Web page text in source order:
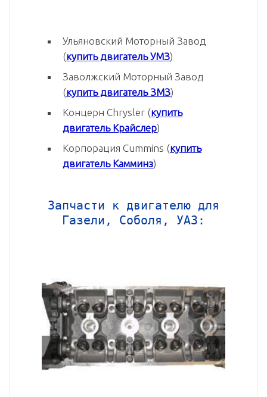
Ульяновский Моторный Завод
(купить двигатель УМЗ)
Заволжский Моторный Завод
(купить двигатель ЗМЗ)
Концерн Chrysler (купить
двигатель Крайслер)
Корпорация Cummins (купить
двигатель Камминз)
Запчасти к двигателю для
Газели, Соболя, УАЗ: